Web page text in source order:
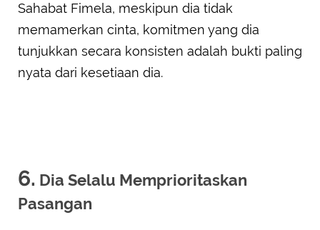
Sahabat Fimela, meskipun dia tidak
memamerkan cinta, komitmen yang dia
tunjukkan secara konsisten adalah bukti paling
nyata dari kesetiaan dia.
6. Dia Selalu Memprioritaskan
Pasangan